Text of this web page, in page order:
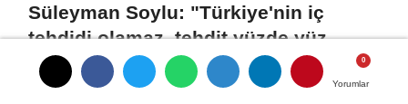
Yorumlar
Yorumlar
Süleyman Soylu: "Türkiye'nin iç
tehdidi olamaz, tehdit yüzde yüz
dışarıdadır"